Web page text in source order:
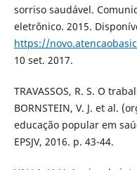
sorriso saudável.
eletrônico. 2015.
https://
10 set. 2017.
TRAVASSOS, R. S. O
BORNSTEIN, V. J. et al.
educação popular em
EPSJV, 2016. p. 43-44.